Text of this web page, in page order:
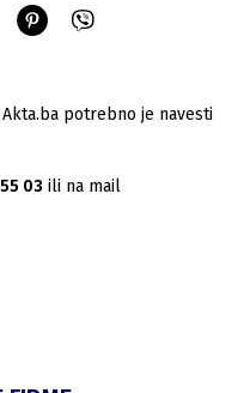
potrebno je navesti
03 ili na mail